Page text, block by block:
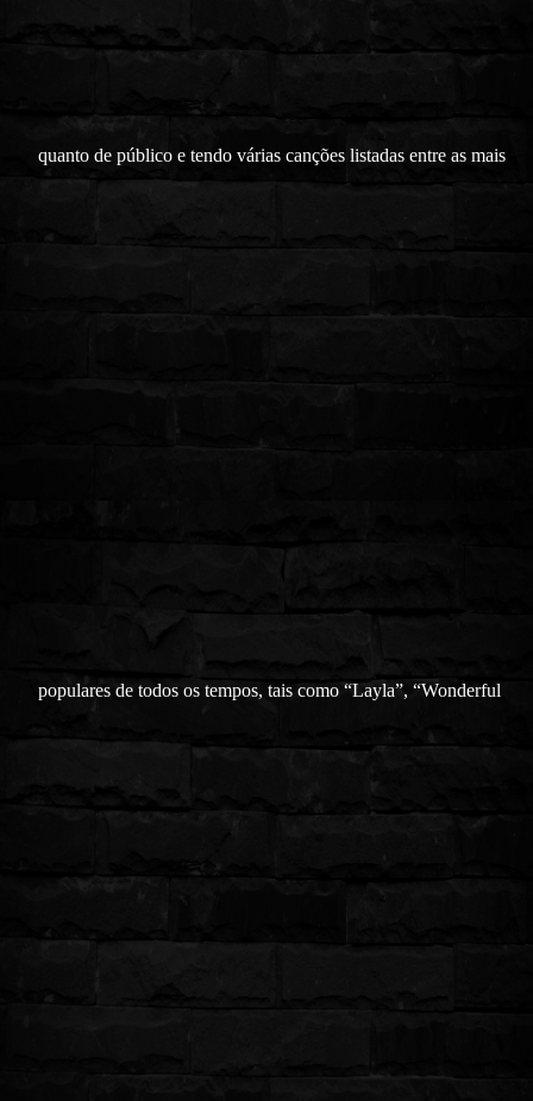
quanto de público e tendo várias canções listadas entre as mais
populares de todos os tempos, tais como “Layla”, “Wonderful